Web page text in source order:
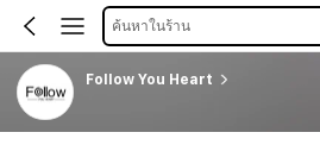
ค้นหาในร้าน
Follow You Heart